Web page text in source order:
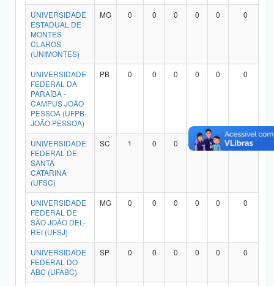
UNIVERSIDADE
ESTADUAL DE
MONTES
CLAROS
(UNIMONTES)
MG 0 0 0 0 0 0
UNIVERSIDADE
FEDERAL DA
PARAÍBA -
CAMPUS JOÃO
PESSOA (UFPB-
JOÃO PESSOA)
PB 0 0 0 0 0 0
UNIVERSIDADE
FEDERAL DE
SANTA
CATARINA
(UFSC)
SC 1 0 0 0 0 1
UNIVERSIDADE
FEDERAL DE
SÃO JOÃO DEL-
REI (UFSJ)
MG 0 0 0 0 0 0
UNIVERSIDADE
FEDERAL DO
ABC (UFABC)
SP 0 0 0 0 0 0